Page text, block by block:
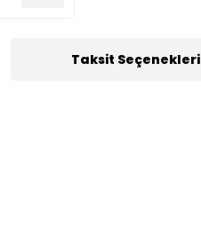
Taksit Seçenekleri